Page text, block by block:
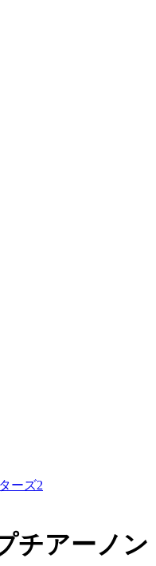
ーズ2
チアーノン